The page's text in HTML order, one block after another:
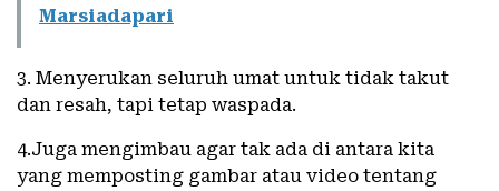
Marsiadapari
3. Menyerukan seluruh umat untuk tidak takut
dan resah, tapi tetap waspada.
4.Juga mengimbau agar tak ada di antara kita
yang memposting gambar atau video tentang